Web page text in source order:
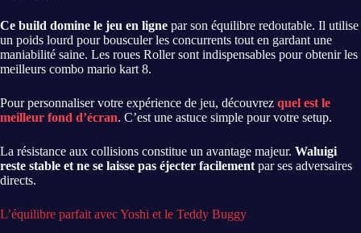
Ce build domine le jeu en ligne par son équilibre redoutable. Il utilise
un poids lourd pour bousculer les concurrents tout en gardant une
maniabilité saine. Les roues Roller sont indispensables pour obtenir les
meilleurs combo mario kart 8.
Pour personnaliser votre expérience de jeu, découvrez quel est le
meilleur fond d’écran. C’est une astuce simple pour votre setup.
La résistance aux collisions constitue un avantage majeur. Waluigi
reste stable et ne se laisse pas éjecter facilement par ses adversaires
directs.
L’équilibre parfait avec Yoshi et le Teddy Buggy